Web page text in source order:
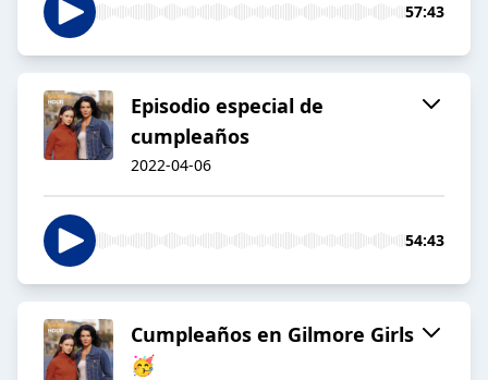
57:43
Episodio especial de
cumpleaños
2022-04-06
54:43
Cumpleaños en Gilmore Girls
🥳